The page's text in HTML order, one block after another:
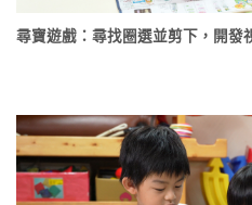
尋寶遊戲：尋找圈選並剪下，開發